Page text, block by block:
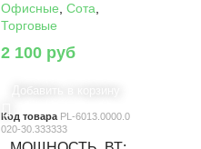
Офисные ,Сота
Торговые
2 100 руб
Код товара PL-6013.0000.0
020-30.333333